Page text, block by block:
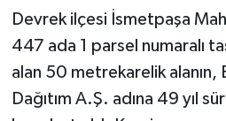
Devrek ilçesi İsmetpaşa
447 ada 1 parsel numaralı
alan 50 metrekarelik alanın,
Dağıtım A.Ş. adına 49 yıl